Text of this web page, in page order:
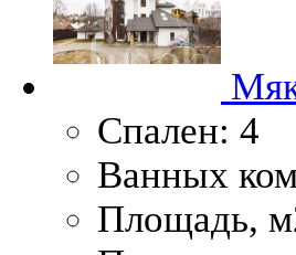
Спален: 4
Ванных
Площадь,